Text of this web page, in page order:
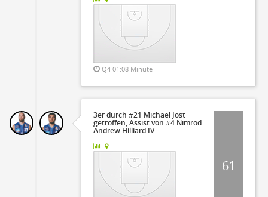
Q4 01:08 Minute
3er durch #21 Michael Jost
getroffen, Assist von #4 Nimrod
Andrew Hilliard IV
61